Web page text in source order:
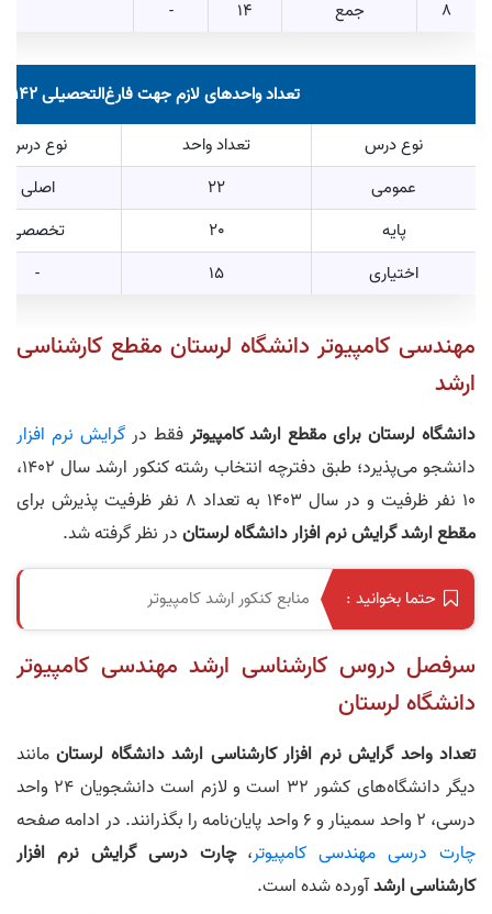
8
جمع 14
-
تعداد واحدهای لازم جهت فارغ‌التحصیلی 142 واحد است.
نوع درس
تعداد واحد
نوع درس
عمومی
22
اصلی
پایه
20
تخصصی
اختیاری
15
-
مهندسی کامپیوتر دانشگاه لرستان مقطع کارشناسی
ارشد
دانشگاه لرستان برای مقطع ارشد کامپیوتر فقط درگرایش نرم افزار
دانشجو می‌پذیرد؛ طبق دفترچه انتخاب رشته کنکور ارشد سال 1402،
10 نفر ظرفیت و در سال 1403 به تعداد 8 نفر ظرفیت پذیرش برای
مقطع ارشد گرایش نرم افزار دانشگاه لرستاندر نظر گرفته شد.
حتما بخوانید : منابع کنکور ارشد کامپیوتر
سرفصل دروس کارشناسی ارشد مهندسی کامپیوتر
دانشگاه لرستان
تعداد واحد گرایش نرم افزار کارشناسی ارشد دانشگاه لرستانمانند
دیگر دانشگاه‌های کشور 32 است و لازم است دانشجویان 24 واحد
درسی، 2 واحد سمینار و 6 واحد پایان‌نامه را بگذرانند. در ادامه صفحه
چارت درسی مهندسی کامپیوتر،چارت درسی گرایش نرم افزار
کارشناسی ارشدآورده شده است.